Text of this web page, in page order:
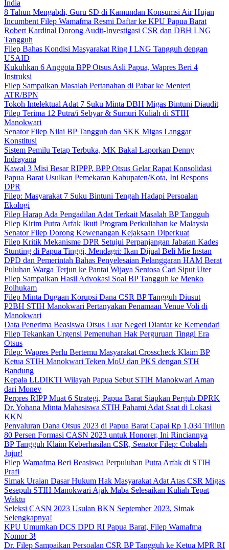
India
8 Tahun Mengabdi, Guru SD di Kamundan Konsumsi Air Hujan
Incumbent Filep Wamafma Resmi Daftar ke KPU Papua Barat
Robert Kardinal Dorong Audit-Investigasi CSR dan DBH LNG
Tangguh
Filep Bahas Kondisi Masyarakat Ring I LNG Tangguh dengan
USAID
Kukuhkan 6 Anggota BPP Otsus Asli Papua, Wapres Beri 4
Instruksi
Filep Sampaikan Masalah Pertanahan di Pabar ke Menteri
ATR/BPN
Tokoh Intelektual Adat 7 Suku Minta DBH Migas Bintuni Diaudit
Filep Terima 12 Putra/i Sebyar & Sumuri Kuliah di STIH
Manokwari
Senator Filep Nilai BP Tangguh dan SKK Migas Langgar
Konstitusi
Sistem Pemilu Tetap Terbuka, MK Bakal Laporkan Denny
Indrayana
Kawal 3 Misi Besar RIPPP, BPP Otsus Gelar Rapat Konsolidasi
Papua Barat Usulkan Pemekaran Kabupaten/Kota, Ini Respons
DPR
Filep: Masyarakat 7 Suku Bintuni Tengah Hadapi Persoalan
Ekologi
Filep Harap Ada Pengadilan Adat Terkait Masalah BP Tangguh
Filep Kirim Putra Arfak Ikuti Program Perkuliahan ke Malaysia
Senator Filep Dorong Kewenangan Kejaksaan Diperkuat
Filep Kritik Mekanisme DPR Setujui Perpanjangan Jabatan Kades
Stunting di Papua Tinggi, Mendagri: Ikan Dijual Beli Mie Instan
DPD dan Pemerintah Bahas Penyelesaian Pelanggaran HAM Berat
Puluhan Warga Terjun ke Pantai Wijaya Sentosa Cari Siput Uter
Filep Sampaikan Hasil Advokasi Soal BP Tangguh ke Menko
Polhukam
Filep Minta Dugaan Korupsi Dana CSR BP Tangguh Diusut
P2BH STIH Manokwari Pertanyakan Penamaan Venue Voli di
Manokwari
Data Penerima Beasiswa Otsus Luar Negeri Diantar ke Kemendari
Filep Tekankan Urgensi Pemenuhan Hak Perguruan Tinggi Era
Otsus
Filep: Wapres Perlu Bertemu Masyarakat Crosscheck Klaim BP
Ketua STIH Manokwari Teken MoU dan PKS dengan STH
Bandung
Kepala LLDIKTI Wilayah Papua Sebut STIH Manokwari Aman
dari Monev
Perpres RIPP Muat 6 Strategi, Papua Barat Siapkan Pergub DPRK
Dr. Yohana Minta Mahasiswa STIH Pahami Adat Saat di Lokasi
KKN
Penyaluran Dana Otsus 2023 di Papua Barat Capai Rp 1,034 Triliun
80 Persen Formasi CASN 2023 untuk Honorer, Ini Rinciannya
BP Tangguh Klaim Keberhasilan CSR, Senator Filep: Cobalah
Jujur!
Filep Wamafma Beri Beasiswa Perpuluhan Putra Arfak di STIH
Prafi
Simak Uraian Dasar Hukum Hak Masyarakat Adat Atas CSR Migas
Sesepuh STIH Manokwari Ajak Maba Selesaikan Kuliah Tepat
Waktu
Seleksi CASN 2023 Usulan BKN September 2023, Simak
Selengkapnya!
KPU Umumkan DCS DPD RI Papua Barat, Filep Wamafma
Nomor 3!
Dr. Filep Sampaikan Persoalan CSR BP Tangguh ke Ketua MPR RI